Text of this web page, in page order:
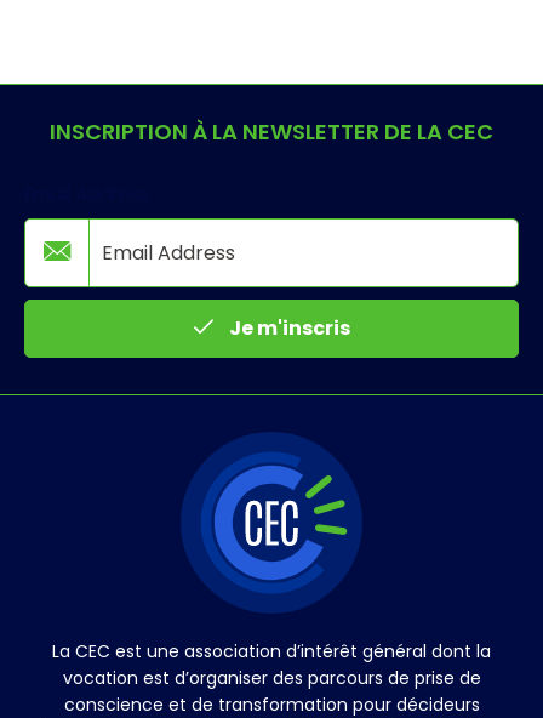
INSCRIPTION À LA NEWSLETTER DE LA CEC
Je m'inscris
La CEC est une association d’intérêt général dont la
vocation est d’organiser des parcours de prise de
conscience et de transformation pour décideurs